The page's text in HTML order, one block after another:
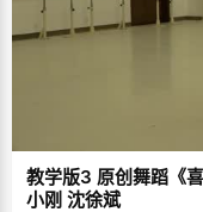
教学版3 原创舞蹈《
小刚 沈徐斌